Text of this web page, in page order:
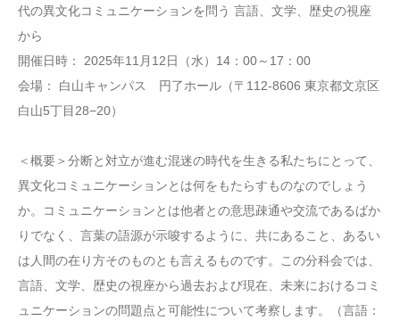
代の異文化コミュニケーションを問う 言語、文学、歴史の視座
から
開催日時： 2025年11月12日（水）14：00～17：00
会場： 白山キャンパス 円了ホール（〒112-8606 東京都文京区
白山5丁目28−20）
＜概要＞分断と対立が進む混迷の時代を生きる私たちにとって、
異文化コミュニケーションとは何をもたらすものなのでしょう
か。コミュニケーションとは他者との意思疎通や交流であるばか
りでなく、言葉の語源が示唆するように、共にあること、あるい
は人間の在り方そのものとも言えるものです。この分科会では、
言語、文学、歴史の視座から過去および現在、未来におけるコミ
ュニケーションの問題点と可能性について考察します。（言語：